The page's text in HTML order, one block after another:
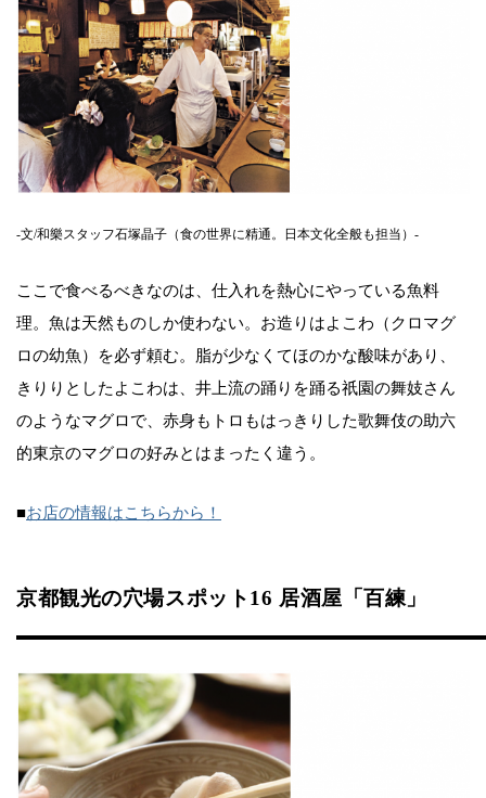
-文/和樂スタッフ石塚晶子（食の世界に精通。日本文化全般も担当）-
ここで食べるべきなのは、仕入れを熱心にやっている魚料
理。魚は天然ものしか使わない。お造りはよこわ（クロマグ
ロの幼魚）を必ず頼む。脂が少なくてほのかな酸味があり、
きりりとしたよこわは、井上流の踊りを踊る祇園の舞妓さん
のようなマグロで、赤身もトロもはっきりした歌舞伎の助六
的東京のマグロの好みとはまったく違う。
■お店の情報はこちらから！
京都観光の穴場スポット16 居酒屋「百練」